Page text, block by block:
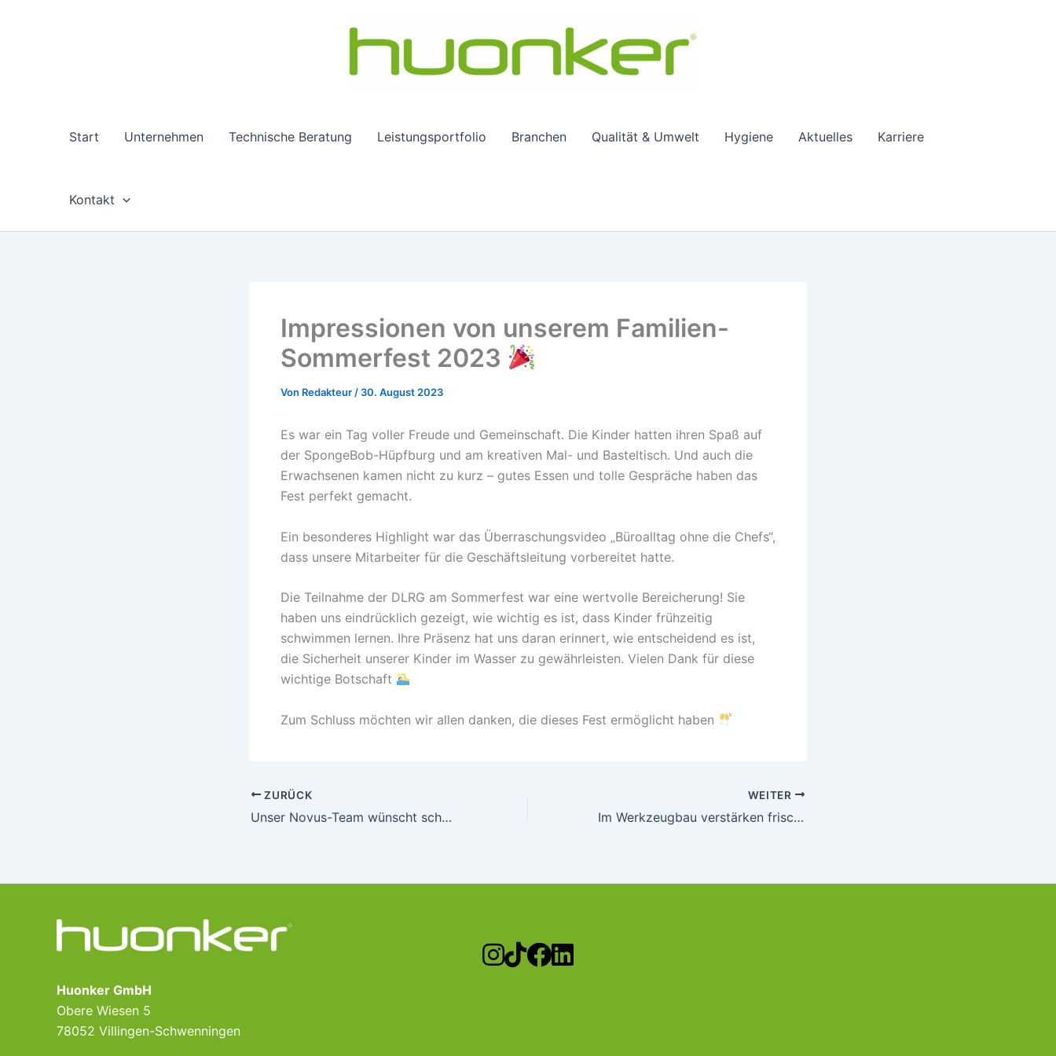
Start Unternehmen Technische Beratung Leistungsportfolio Branchen Qualität & Umwelt Hygiene Aktuelles Karriere
Kontakt
Impressionen von unserem Familien-
Sommerfest 2023
Von Redakteur / 30. August 2023
Es war ein Tag voller Freude und Gemeinschaft. Die Kinder hatten ihren Spaß auf
der SpongeBob-Hüpfburg und am kreativen Mal- und Basteltisch. Und auch die
Erwachsenen kamen nicht zu kurz – gutes Essen und tolle Gespräche haben das
Fest perfekt gemacht.
Ein besonderes Highlight war das Überraschungsvideo „Büroalltag ohne die Chefs“,
dass unsere Mitarbeiter für die Geschäftsleitung vorbereitet hatte.
Die Teilnahme der DLRG am Sommerfest war eine wertvolle Bereicherung! Sie
haben uns eindrücklich gezeigt, wie wichtig es ist, dass Kinder frühzeitig
schwimmen lernen. Ihre Präsenz hat uns daran erinnert, wie entscheidend es ist,
die Sicherheit unserer Kinder im Wasser zu gewährleisten. Vielen Dank für diese
wichtige Botschaft
Zum Schluss möchten wir allen danken, die dieses Fest ermöglicht haben
ZURÜCK
Unser Novus-Team wünscht schöne Ostern
WEITER
Im Werkzeugbau verstärken frische Talente unser Team!
Huonker GmbH
Obere Wiesen 5
78052 Villingen-Schwenningen